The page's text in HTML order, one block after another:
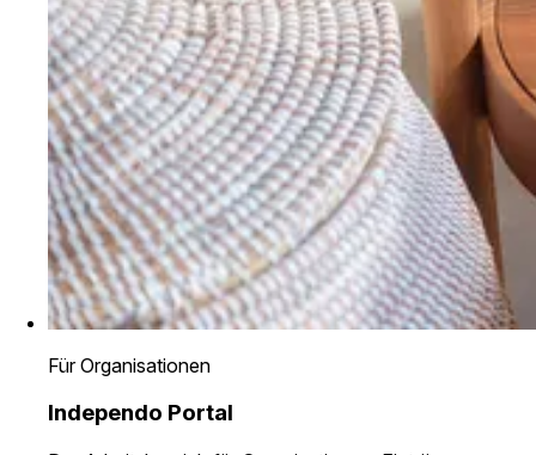
Für Organisationen
Independo Portal